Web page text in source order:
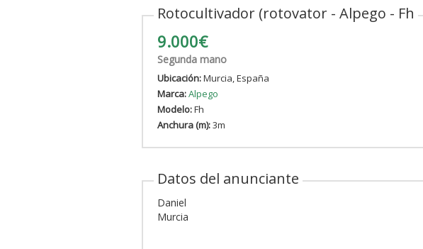
Rotocultivador (rotovator - Alpego - Fh
9.000€
Segunda mano
Ubicación:Murcia, España
Marca:Alpego
Modelo:Fh
Anchura (m):3m
Datos del anunciante
Daniel
Murcia